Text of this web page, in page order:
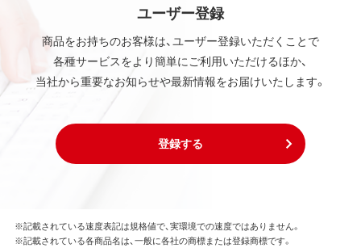
ユーザー登録
商品をお持ちのお客様は、ユーザー登録いただくことで
各種サービスをより簡単にご利用いただけるほか、
当社から重要なお知らせや最新情報をお届けいたします。
登録する
※記載されている速度表記は規格値で、実環境での速度ではありません。
※記載されている各商品名は、一般に各社の商標または登録商標です。